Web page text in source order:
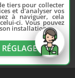
tiers pour collecter
et d'analyser vos
à naviguer, cela
ci. Vous pouvez
installation.
RÉGLAGE